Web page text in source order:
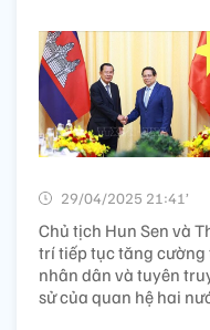
29/04/2025 21:41’
Chủ tịch Hun Sen và
trí tiếp tục tăng cường
nhân dân và tuyên
sử của quan hệ hai